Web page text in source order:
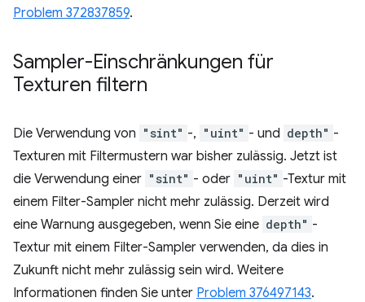
Problem 372837859.
Sampler-Einschränkungen für
Texturen filtern
Die Verwendung von "sint" -, "uint" - und depth" -
Texturen mit Filtermustern war bisher zulässig. Jetzt ist
die Verwendung einer "sint" - oder "uint" -Textur mit
einem Filter-Sampler nicht mehr zulässig. Derzeit wird
eine Warnung ausgegeben, wenn Sie eine depth" -
Textur mit einem Filter-Sampler verwenden, da dies in
Zukunft nicht mehr zulässig sein wird. Weitere
Informationen finden Sie unter Problem 376497143.